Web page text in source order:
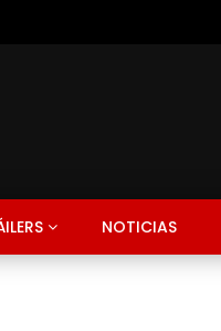
NOTICIAS